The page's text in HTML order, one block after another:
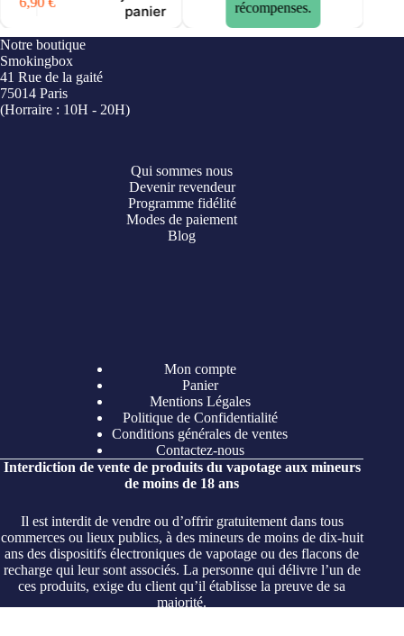
panier
19,90 €.
14,90 €.récompenses.
Notre boutique
Smokingbox
41 Rue de la gaité
75014 Paris
(Horraire : 10H - 20H)
Qui sommes nous
Devenir revendeur
Programme fidélité
Modes de paiement
Blog
Mon compte
Panier
Mentions Légales
Politique de Confidentialité
Conditions générales de ventes
Contactez-nous
Interdiction de vente de produits du vapotage aux mineurs
de moins de 18 ans
Il est interdit de vendre ou d’offrir gratuitement dans tous
commerces ou lieux publics, à des mineurs de moins de dix-huit
ans des dispositifs électroniques de vapotage ou des flacons de
recharge qui leur sont associés. La personne qui délivre l’un de
ces produits, exige du client qu’il établisse la preuve de sa
majorité.